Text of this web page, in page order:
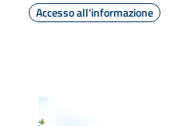
Accesso all'informazione